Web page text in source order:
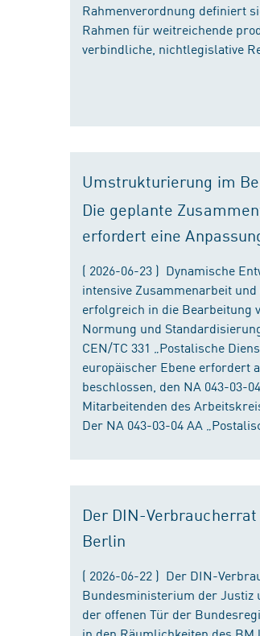
Rahmenverordnung definiert
Rahmen für weitreichende
verbindliche, nichtlegislative
Umstrukturierung im
Die geplante
erfordert eine
( 2026-06-23 ) Dynamische
intensive Zusammenarbeit
erfolgreich in die Bearbeitung
Normung und
CEN/TC 331 „Postalische
europäischer Ebene erfordert
beschlossen, den NA 043-03-
Mitarbeitenden des
Der NA 043-03-04 AA
Der DIN-
Berlin
( 2026-06-22 ) Der DIN-
Bundesministerium der Justiz
der offenen Tür der